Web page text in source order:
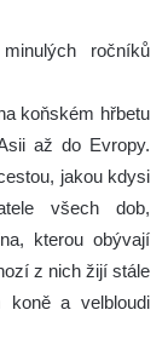
ročníků
koňském hřbetu
až do Evropy.
jakou kdysi
všech dob,
kterou obývají
z nich žijí stále
koně a velbloudi